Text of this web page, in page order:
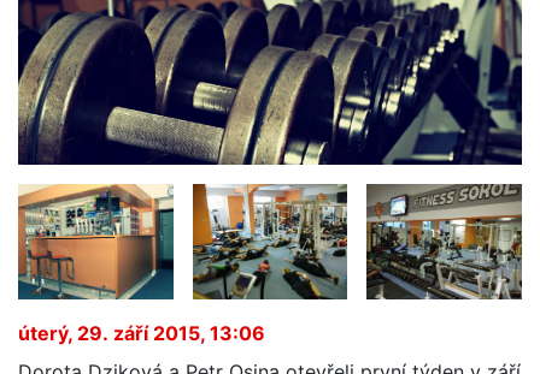
úterý, 29. září 2015, 13:06